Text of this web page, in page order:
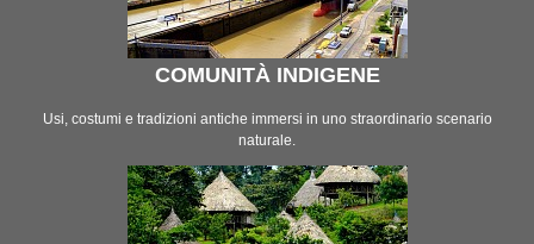
COMUNITÀ INDIGENE
Usi, costumi e tradizioni antiche immersi in uno straordinario scenario
naturale.